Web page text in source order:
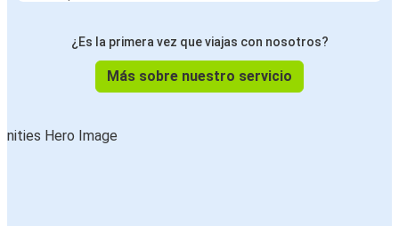
¿Es la primera vez que viajas con nosotros?
Más sobre nuestro servicio